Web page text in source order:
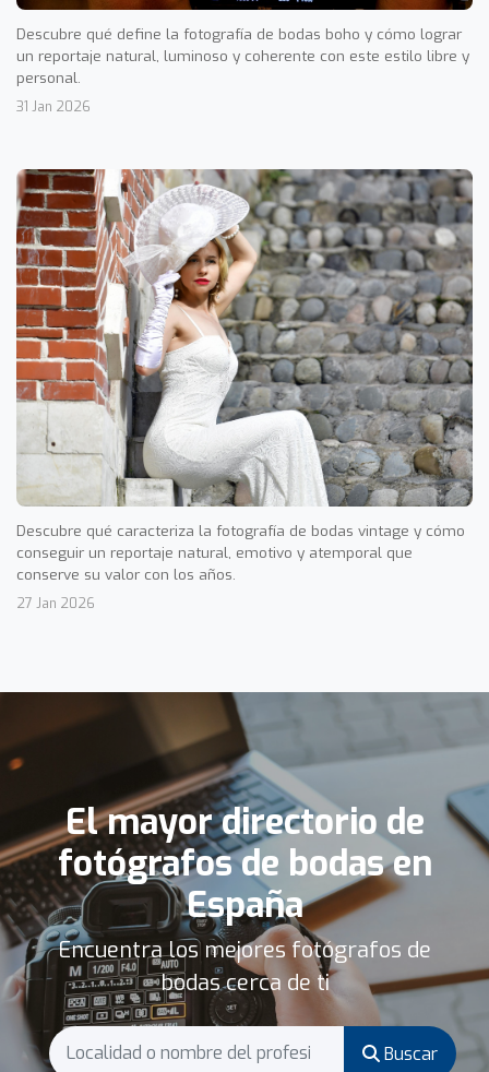
Descubre qué define la fotografía de bodas boho y cómo lograr
un reportaje natural, luminoso y coherente con este estilo libre y
personal.
31 Jan 2026
Descubre qué caracteriza la fotografía de bodas vintage y cómo
conseguir un reportaje natural, emotivo y atemporal que
conserve su valor con los años.
27 Jan 2026
El mayor directorio de
fotógrafos de bodas en
España
Encuentra los mejores fotógrafos de
bodas cerca de ti
Buscar